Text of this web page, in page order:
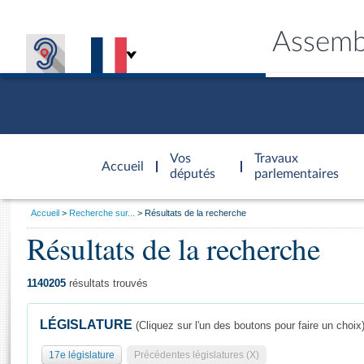
Accueil
d'accueil
Vos
députés
Travaux
parlementaires
Général
Vous
Accueil Recherche sur... Résultats de la recherche
Résultats de la recherche
1140205 résultats trouvés
LÉGISLATURE (Cliquez sur l'un des boutons pour faire un choix)
17e législature Précédentes législatures (X)